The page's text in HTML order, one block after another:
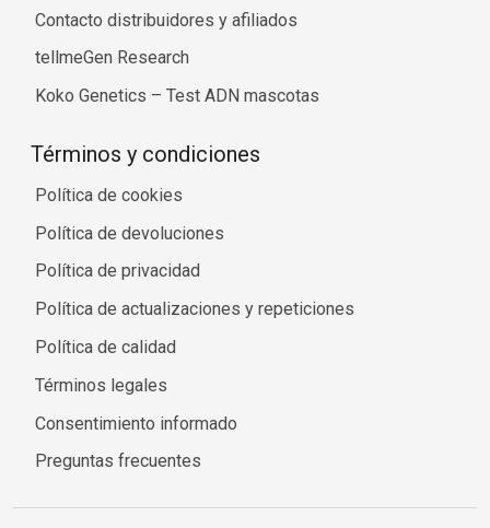
Contacto distribuidores y afiliados
tellmeGen Research
Koko Genetics – Test ADN mascotas
Términos y condiciones
Política de cookies
Política de devoluciones
Política de privacidad
Política de actualizaciones y repeticiones
Política de calidad
Términos legales
Consentimiento informado
Preguntas frecuentes